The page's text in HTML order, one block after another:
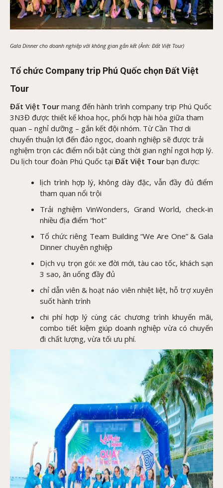
Gala Dinner cho doanh nghiệp với không gian gắn kết (Ảnh: Đất Việt Tour)
Tổ chức Company trip Phú Quốc chọn Đất Việt
Tour
Đất Việt Tour mang đến hành trình company trip Phú Quốc
3N3Đ được thiết kế khoa học, phối hợp hài hòa giữa tham
quan – nghỉ dưỡng – gắn kết đội nhóm. Từ Cần Thơ di
chuyển thuận lợi đến đảo ngọc, doanh nghiệp sẽ được trải
nghiệm trọn các điểm nổi bật cùng thời gian nghỉ ngơi hợp lý.
Du lịch tour đoàn Phú Quốc tại Đất Việt Tour bạn được:
lịch trình hợp lý, không dày đặc, vẫn đầy đủ điểm
tham quan nổi trội
Trải nghiệm VinWonders, Grand World, check-in
nhiều địa điểm “hot”
Tổ chức riêng Team Building “We Are One” & Gala
Dinner chuyên nghiệp
Dịch vụ trọn gói: xe đời mới, tàu cao tốc, khách sạn
3 sao, ăn uống đầy đủ
chỉ dẫn viên & hoạt náo viên nhiệt liệt, hỗ trợ xuyên
suốt hành trình
chi phí hợp lý cùng các chương trình khuyến mãi,
combo tiết kiệm giúp doanh nghiệp vừa có chuyến
đi chất lượng, vừa tối ưu phí.